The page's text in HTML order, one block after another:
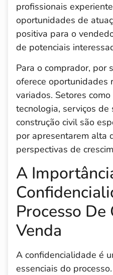
profissionais
oportunidades de
positiva para o
de potenciais
Para o comprador, por
oferece oportunidades
variados. Setores
tecnologia, serviços de
construção civil são
por apresentarem alta
perspectivas de
A
Processo De
Venda
A confidencialidade é
essenciais do